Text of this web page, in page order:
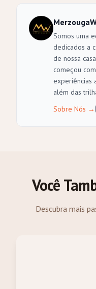
Somos uma
dedicados a
de nossa
começou
experiências
além das
Sobre Nós →
Você
Descubra mais